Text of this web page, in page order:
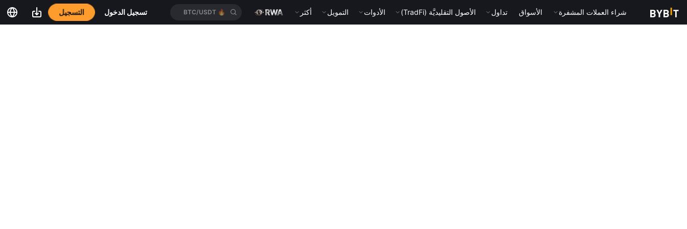
شراء العملات المشفرة الأسواق تداول الأصول التقليديَّة (TradFi) الأدوات التمويل أكثر 🔥
BTC/USDT تسجيل الدخول التسجيل